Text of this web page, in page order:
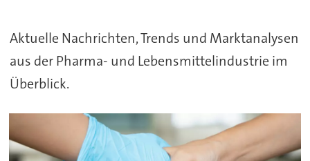
Lebensmittelindustrie
Aktuelle Nachrichten, Trends und Marktanalysen
aus der Pharma- und Lebensmittelindustrie im
Überblick.